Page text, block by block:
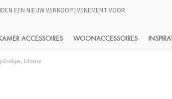
EEN NIEUW VERKOOPEVENEMENT VOOR
ACCESSOIRES WOONACCESSOIRES
blauw